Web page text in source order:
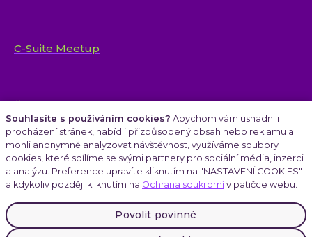
C-Suite Meetup
Kariéra
Souhlasíte s používáním cookies? Abychom vám usnadnili
procházení stránek, nabídli přizpůsobený obsah nebo reklamu a
mohli anonymně analyzovat návštěvnost, využíváme soubory
cookies, které sdílíme se svými partnery pro sociální média, inzerci
a analýzu. Preference upravíte kliknutím na "NASTAVENÍ COOKIES"
a kdykoliv později kliknutím na Ochrana soukromív patičce webu.
Povolit povinné